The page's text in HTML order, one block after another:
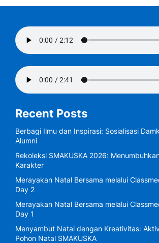
Recent Posts
Berbagi Ilmu dan Inspirasi: Sosialisasi
Alumni
Rekoleksi SMAKUSKA 2026:
Karakter
Merayakan Natal Bersama melalui
Day 2
Merayakan Natal Bersama melalui
Day 1
Menyambut Natal dengan Kreativitas:
Pohon Natal SMAKUSKA